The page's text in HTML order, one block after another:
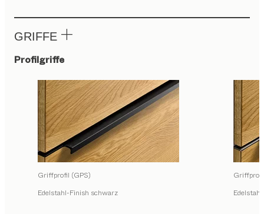
GRIFFE
Profilgriffe
Griffprofil (GPS)
Edelstahl-Finish schwarz